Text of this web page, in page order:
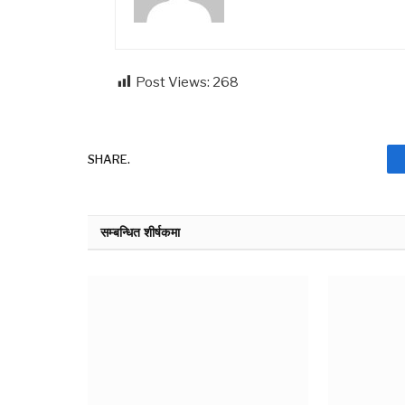
Post Views: 268
SHARE.
सम्बन्धित शीर्षकमा